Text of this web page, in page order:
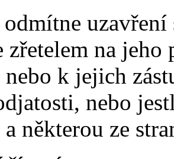
zřetelem na
k jejich
nebo
některou ze